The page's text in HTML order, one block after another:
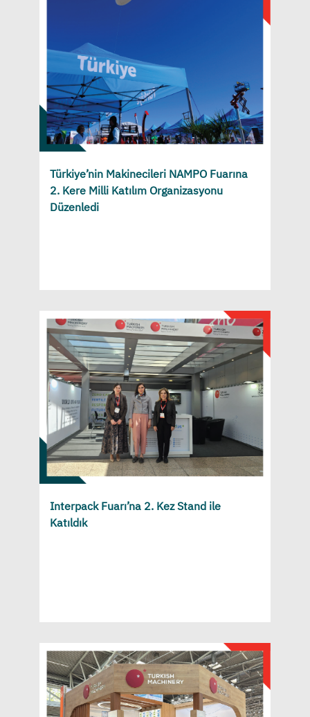
Türkiye’nin Makinecileri NAMPO Fuarına
2. Kere Milli Katılım Organizasyonu
Düzenledi
Interpack Fuarı’na 2. Kez Stand ile
Katıldık